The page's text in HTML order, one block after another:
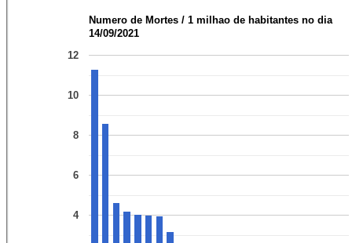
Numero de Mortes / 1 milhao de habitantes no dia
14/09/2021
4
6
8
10
12